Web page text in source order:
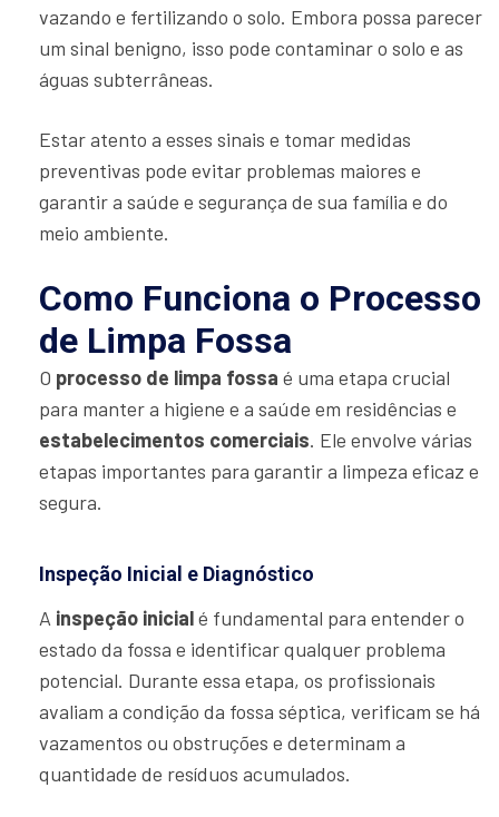
vazando e fertilizando o solo. Embora possa parecer
um sinal benigno, isso pode contaminar o solo e as
águas subterrâneas.
Estar atento a esses sinais e tomar medidas
preventivas pode evitar problemas maiores e
garantir a saúde e segurança de sua família e do
meio ambiente.
Como Funciona o Processo
de Limpa Fossa
O processo de limpa fossa é uma etapa crucial
para manter a higiene e a saúde em residências e
estabelecimentos comerciais. Ele envolve várias
etapas importantes para garantir a limpeza eficaz e
segura.
Inspeção Inicial e Diagnóstico
A inspeção inicialé fundamental para entender o
estado da fossa e identificar qualquer problema
potencial. Durante essa etapa, os profissionais
avaliam a condição da fossa séptica, verificam se há
vazamentos ou obstruções e determinam a
quantidade de resíduos acumulados.